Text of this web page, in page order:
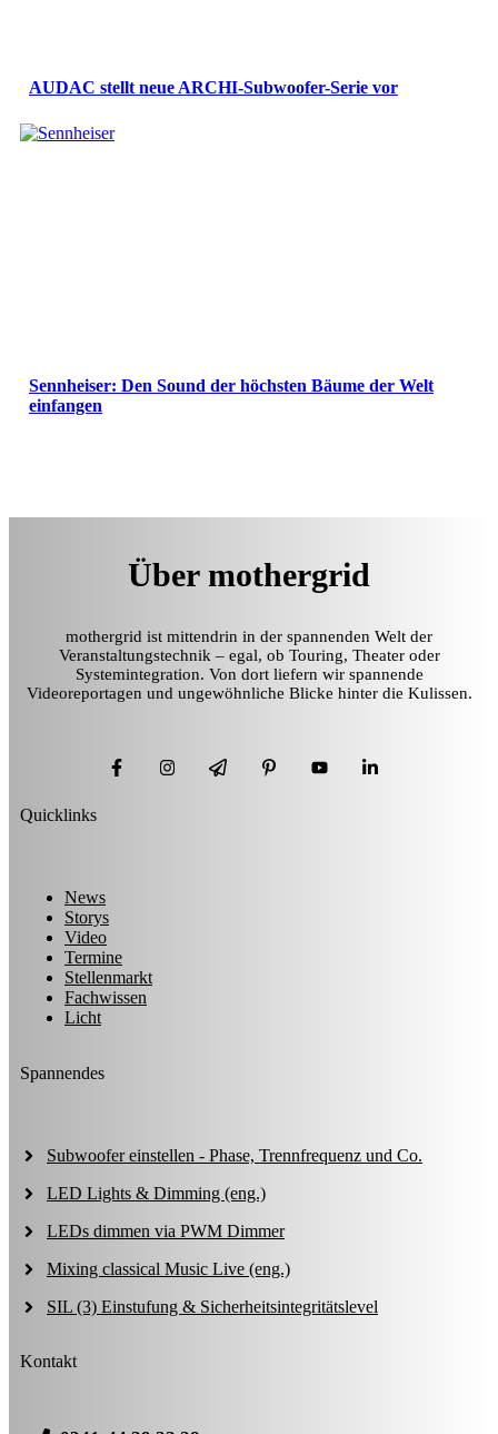
AUDAC stellt neue ARCHI-Subwoofer-Serie vor
Sennheiser: Den Sound der höchsten Bäume der Welt
einfangen
Über mothergrid
mothergrid ist mittendrin in der spannenden Welt der
Veranstaltungstechnik – egal, ob Touring, Theater oder
Systemintegration. Von dort liefern wir spannende
Videoreportagen und ungewöhnliche Blicke hinter die Kulissen.
Quicklinks
News
Storys
Video
Termine
Stellenmarkt
Fachwissen
Licht
Spannendes
Subwoofer einstellen - Phase, Trennfrequenz und Co.
LED Lights & Dimming (eng.)
LEDs dimmen via PWM Dimmer
Mixing classical Music Live (eng.)
SIL (3) Einstufung & Sicherheitsintegritätslevel
Kontakt